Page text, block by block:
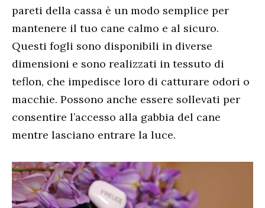
pareti della cassa è un modo semplice per
mantenere il tuo cane calmo e al sicuro.
Questi fogli sono disponibili in diverse
dimensioni e sono realizzati in tessuto di
teflon, che impedisce loro di catturare odori o
macchie. Possono anche essere sollevati per
consentire l’accesso alla gabbia del cane
mentre lasciano entrare la luce.